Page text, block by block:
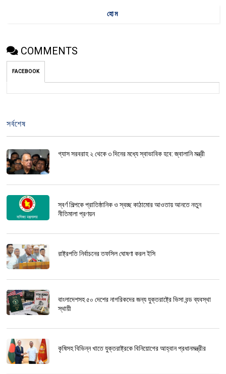
হোম
COMMENTS
FACEBOOK
সর্বশেষ
গ্যাস সরবরাহ ২ থেকে ৩ দিনের মধ্যে স্বাভাবিক হবে: জ্বালানি মন্ত্রী
স্বর্ণ শিল্পকে প্রাতিষ্ঠানিক ও স্বচ্ছ কাঠামোর আওতায় আনতে নতুন
নীতিমালা প্রণয়ন
রাষ্ট্রপতি নির্বাচনের তফসিল ঘোষণা করল ইসি
বাংলাদেশসহ ৫০ দেশের নাগরিকদের জন্য যুক্তরাষ্ট্রে ভিসা বন্ড ব্যবস্থা
স্থায়ী
কৃষিসহ বিভিন্ন খাতে যুক্তরাষ্ট্রকে বিনিয়োগের আহ্বান প্রধানমন্ত্রীর